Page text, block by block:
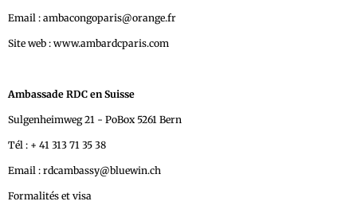
Email : ambacongoparis@orange.fr
Site web : www.ambardcparis.com
Ambassade RDC en Suisse
Sulgenheimweg 21 - PoBox 5261 Bern
Tél : + 41 313 71 35 38
Email : rdcambassy@bluewin.ch
Formalités et visa